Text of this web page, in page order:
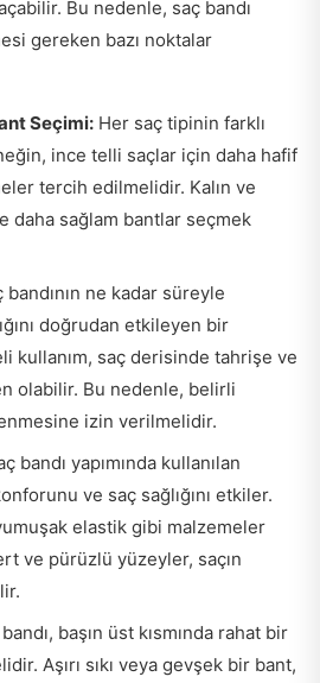
Bu nedenle, saç bandı
gereken bazı noktalar
Seçimi: Her saç tipinin farklı
ince telli saçlar için daha hafif
tercih edilmelidir. Kalın ve
daha sağlam bantlar seçmek
bandının ne kadar süreyle
doğrudan etkileyen bir
kullanım, saç derisinde tahrişe ve
olabilir. Bu nedenle, belirli
izin verilmelidir.
bandı yapımında kullanılan
ve saç sağlığını etkiler.
elastik gibi malzemeler
ve pürüzlü yüzeyler, saçın
başın üst kısmında rahat bir
Aşırı sıkı veya gevşek bir bant,